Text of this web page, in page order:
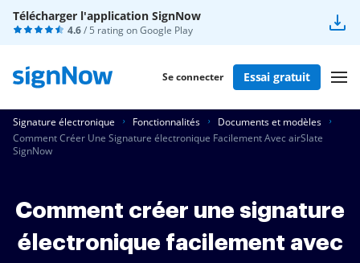
Télécharger l'application SignNow
4.6/ 5 rating onGoogle Play
Se connecter Essai gratuit
Signature électronique Fonctionnalités
Documents et modèles
Comment Créer Une Signature électronique Facilement Avec airSlate
SignNow
Comment créer une signature
électronique facilement avec